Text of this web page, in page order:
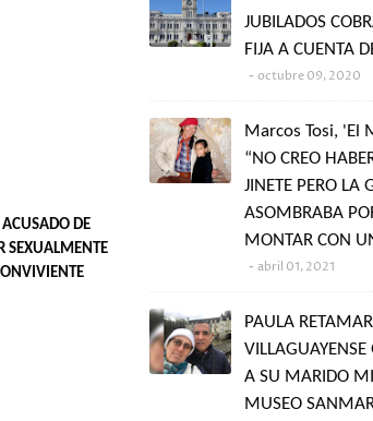
DE
SEXUALMENTE
JUBILADOS
FIJA A CUENTA
octubre 09, 2020
Marcos Tosi, 'El
“NO CREO
JINETE PERO LA
ASOMBRABA
MONTAR CON
abril 01, 2021
PAULA
A SU MARIDO
MUSEO